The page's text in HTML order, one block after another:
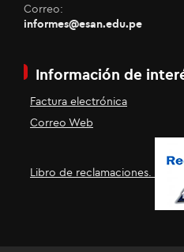
Correo:
informes@esan.edu.pe
Información de
Factura electrónica
Correo Web
Libro de reclamaciones.